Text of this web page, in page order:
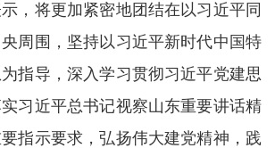
，将更加紧密地团结在以习近平同
周围，坚持以习近平新时代中国特
指导，深入学习贯彻习近平党建思
习近平总书记视察山东重要讲话精
指示要求，弘扬伟大建党精神，践